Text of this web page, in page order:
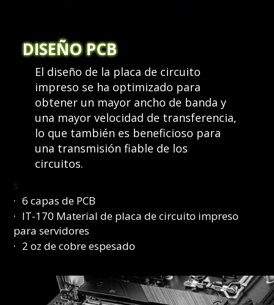
DISEÑO PCB
El diseño de la placa de circuito
impreso se ha optimizado para
obtener un mayor ancho de banda y
una mayor velocidad de transferencia,
lo que también es beneficioso para
una transmisión fiable de los
circuitos.
s
6 capas de PCB
IT-170 Material de placa de circuito impreso
para servidores
2 oz de cobre espesado